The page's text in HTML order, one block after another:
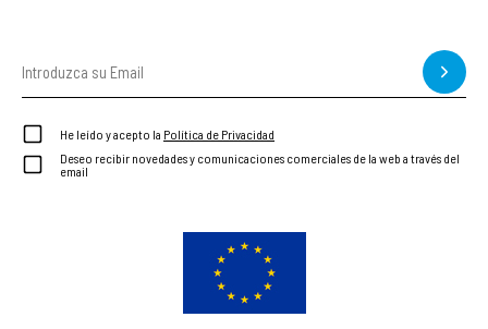
He leído y acepto la Política de Privacidad
Deseo recibir novedades y comunicaciones comerciales de la web a través del
email